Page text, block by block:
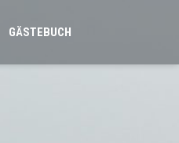
GÄSTEBUCH